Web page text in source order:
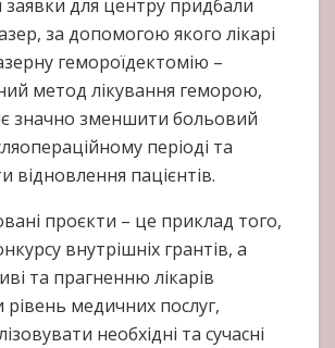
заявки для центру придбали
за допомогою якого лікарі
гемороїдектомію –
метод лікування геморою,
значно зменшити больовий
періоді та
пацієнтів.
проєкти – це приклад того,
внутрішніх грантів, а
та прагненню лікарів
медичних послуг,
необхідні та сучасні